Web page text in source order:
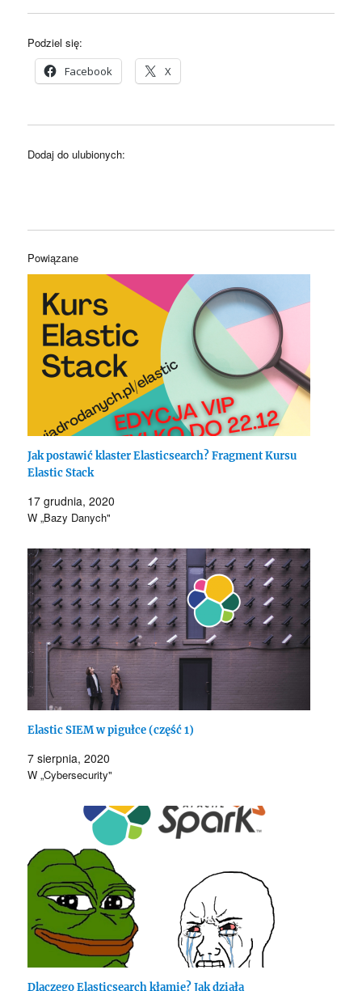
Podziel się:
Facebook X
Dodaj do ulubionych:
Powiązane
Jak postawić klaster Elasticsearch? Fragment Kursu
Elastic Stack
17 grudnia, 2020
W „Bazy Danych"
Elastic SIEM w pigułce (część 1)
7 sierpnia, 2020
W „Cybersecurity"
Dlaczego Elasticsearch kłamie? Jak działa